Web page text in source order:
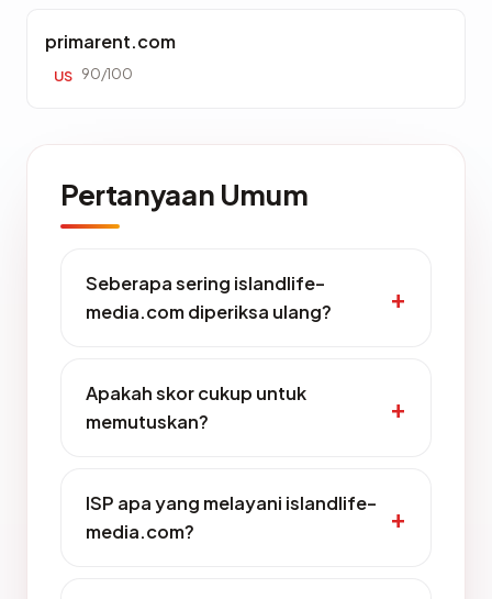
primarent.com
US 90/100
Pertanyaan Umum
Seberapa sering islandlife-
media.com diperiksa ulang?
Apakah skor cukup untuk
memutuskan?
ISP apa yang melayani islandlife-
media.com?